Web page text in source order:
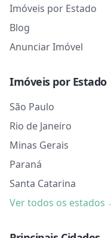
Imóveis por Estado
Blog
Anunciar Imóvel
Imóveis por Estado
São Paulo
Rio de Janeiro
Minas Gerais
Paraná
Santa Catarina
Ver todos os estados